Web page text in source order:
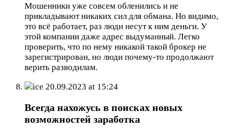
Мошенники уже совсем обленились и не
прикладывают никаких сил для обмана. Но видимо,
это всё работает, раз люди несут к ним деньги. У
этой компании даже адрес выдуманный. Легко
проверить, что по нему никакой такой брокер не
зарегистрирован, но люди почему-то продолжают
верить разводилам.
ice 20.09.2023 at 15:24
Всегда нахожусь в поисках новых
возможностей заработка